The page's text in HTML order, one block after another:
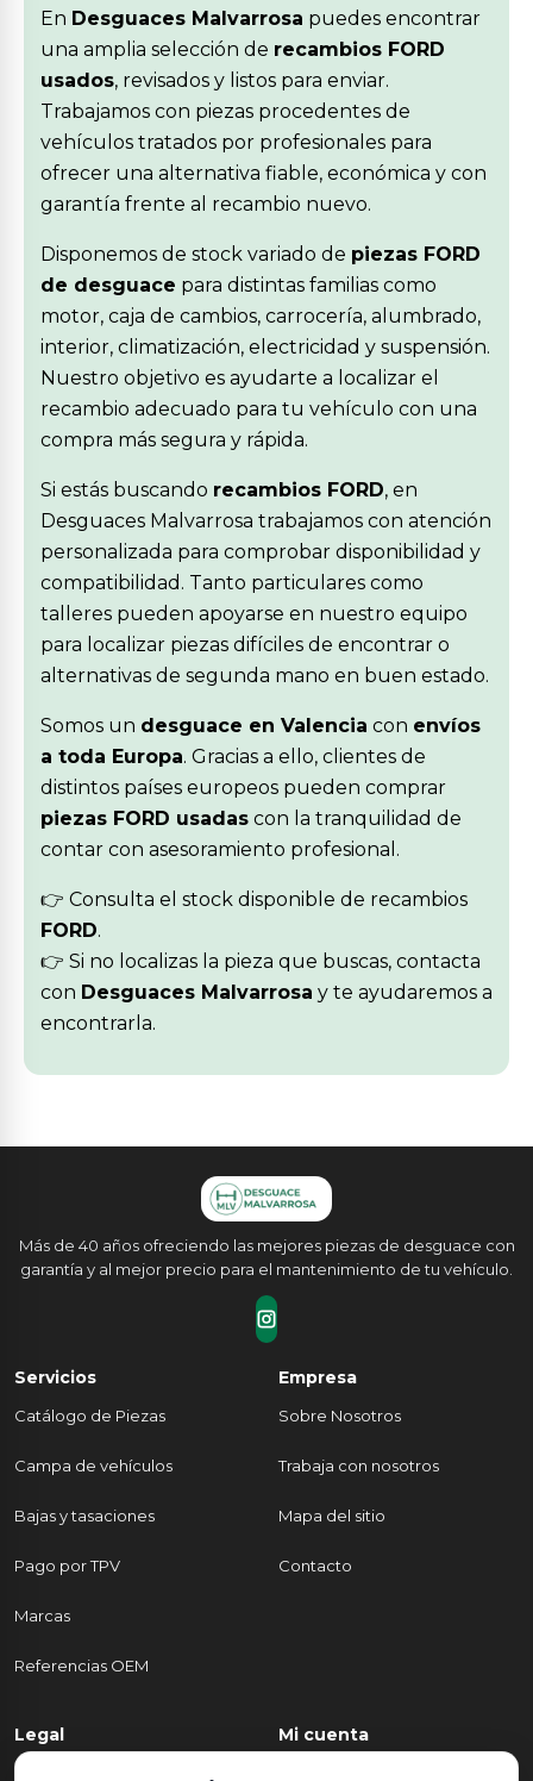
En Desguaces Malvarrosa puedes encontrar
una amplia selección de recambios FORD
usados, revisados y listos para enviar.
Trabajamos con piezas procedentes de
vehículos tratados por profesionales para
ofrecer una alternativa fiable, económica y con
garantía frente al recambio nuevo.
Disponemos de stock variado de piezas FORD
de desguace para distintas familias como
motor, caja de cambios, carrocería, alumbrado,
interior, climatización, electricidad y suspensión.
Nuestro objetivo es ayudarte a localizar el
recambio adecuado para tu vehículo con una
compra más segura y rápida.
Si estás buscando recambios FORD, en
Desguaces Malvarrosa trabajamos con atención
personalizada para comprobar disponibilidad y
compatibilidad. Tanto particulares como
talleres pueden apoyarse en nuestro equipo
para localizar piezas difíciles de encontrar o
alternativas de segunda mano en buen estado.
Somos un desguace en Valencia con envíos
a toda Europa. Gracias a ello, clientes de
distintos países europeos pueden comprar
piezas FORD usadas con la tranquilidad de
contar con asesoramiento profesional.
👉 Consulta el stock disponible de recambios
FORD.
👉 Si no localizas la pieza que buscas, contacta
con Desguaces Malvarrosa y te ayudaremos a
encontrarla.
Más de 40 años ofreciendo las mejores piezas de desguace con
garantía y al mejor precio para el mantenimiento de tu vehículo.
Servicios
Catálogo de Piezas
Campa de vehículos
Bajas y tasaciones
Pago por TPV
Marcas
Referencias OEM
Empresa
Sobre Nosotros
Trabaja con nosotros
Mapa del sitio
Contacto
Legal
Política de Privacidad
Mi cuenta